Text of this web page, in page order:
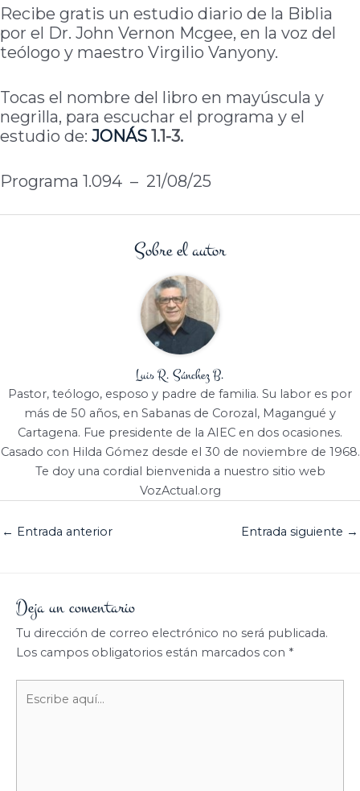
Recibe gratis un estudio diario de la Biblia
por el Dr. John Vernon Mcgee, en la voz del
teólogo y maestro Virgilio Vanyony.
Tocas el nombre del libro en mayúscula y
negrilla, para escuchar el programa y el
estudio de: JONÁS 1.1-3.
Programa 1.094 – 21/08/25
Sobre el autor
Luis R. Sánchez B.
Pastor, teólogo, esposo y padre de familia. Su labor es por
más de 50 años, en Sabanas de Corozal, Magangué y
Cartagena. Fue presidente de la AIEC en dos ocasiones.
Casado con Hilda Gómez desde el 30 de noviembre de 1968.
Te doy una cordial bienvenida a nuestro sitio web
VozActual.org
← Entrada anterior Entrada siguiente →
Deja un comentario
Tu dirección de correo electrónico no será publicada.
Los campos obligatorios están marcados con *
aquí...